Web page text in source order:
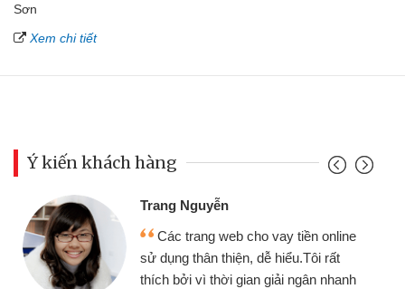
Sơn
Xem chi tiết
Ý kiến khách hàng
Trang Nguyễn
Các trang web cho vay tiền online
sử dụng thân thiện, dễ hiểu.Tôi rất
thích bởi vì thời gian giải ngân nhanh